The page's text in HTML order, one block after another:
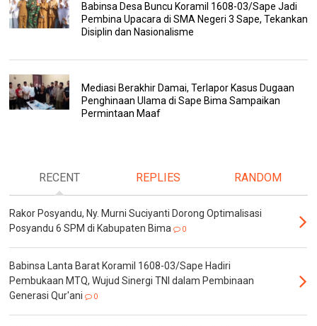
Babinsa Desa Buncu Koramil 1608-03/Sape Jadi
Pembina Upacara di SMA Negeri 3 Sape, Tekankan
Disiplin dan Nasionalisme
Mediasi Berakhir Damai, Terlapor Kasus Dugaan
Penghinaan Ulama di Sape Bima Sampaikan
Permintaan Maaf
RECENT REPLIES RANDOM
Rakor Posyandu, Ny. Murni Suciyanti Dorong Optimalisasi
Posyandu 6 SPM di Kabupaten Bima
0
Babinsa Lanta Barat Koramil 1608-03/Sape Hadiri
Pembukaan MTQ, Wujud Sinergi TNI dalam Pembinaan
Generasi Qur'ani
0